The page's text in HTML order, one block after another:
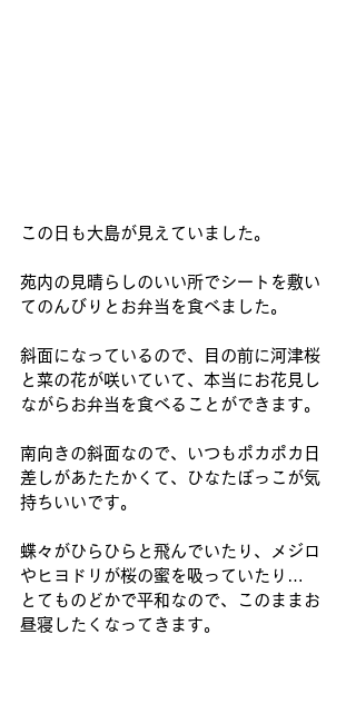
この日も大島が見えていました。
苑内の見晴らしのいい所でシートを敷い
てのんびりとお弁当を食べました。
斜面になっているので、目の前に河津桜
と菜の花が咲いていて、本当にお花見し
ながらお弁当を食べることができます。
南向きの斜面なので、いつもポカポカ日
差しがあたたかくて、ひなたぼっこが気
持ちいいです。
蝶々がひらひらと飛んでいたり、メジロ
やヒヨドリが桜の蜜を吸っていたり…
とてものどかで平和なので、このままお
昼寝したくなってきます。